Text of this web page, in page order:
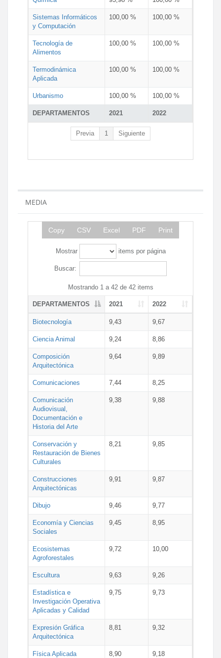
DEPARTAMENTOS 2021 2022
Sistemas Informáticos
y Computación
100,00 % 100,00 %
Tecnología de
Alimentos
100,00 % 100,00 %
Termodinámica
Aplicada
100,00 % 100,00 %
Urbanismo 100,00 % 100,00 %
Previa 1 Siguiente
MEDIA
Copy CSV Excel PDF Print
Mostrar items por página
Buscar:
Mostrando 1 a 42 de 42 items
DEPARTAMENTOS 2021 2022
Biotecnología 9,43 9,67
Ciencia Animal 9,24 8,86
Composición
Arquitectónica
9,64 9,89
Comunicaciones 7,44 8,25
Comunicación
Audiovisual,
Documentación e
Historia del Arte
9,38 9,88
Conservación y
Restauración de Bienes
Culturales
8,21 9,85
Construcciones
Arquitectónicas
9,91 9,87
Dibujo 9,46 9,77
Economía y Ciencias
Sociales
9,45 8,95
Ecosistemas
Agroforestales
9,72 10,00
Escultura 9,63 9,26
Estadística e
Investigación Operativa
Aplicadas y Calidad
9,75 9,73
Expresión Gráfica
Arquitectónica
8,81 9,32
Física Aplicada 8,90 9,18